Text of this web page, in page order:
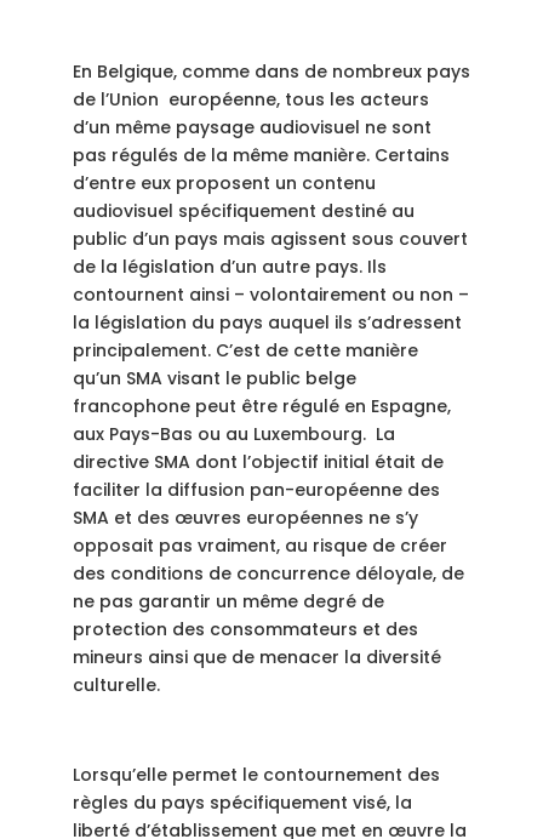
En Belgique, comme dans de nombreux pays
de l’Union européenne, tous les acteurs
d’un même paysage audiovisuel ne sont
pas régulés de la même manière. Certains
d’entre eux proposent un contenu
audiovisuel spécifiquement destiné au
public d’un pays mais agissent sous couvert
de la législation d’un autre pays. Ils
contournent ainsi – volontairement ou non –
la législation du pays auquel ils s’adressent
principalement. C’est de cette manière
qu’un SMA visant le public belge
francophone peut être régulé en Espagne,
aux Pays-Bas ou au Luxembourg. La
directive SMA dont l’objectif initial était de
faciliter la diffusion pan-européenne des
SMA et des œuvres européennes ne s’y
opposait pas vraiment, au risque de créer
des conditions de concurrence déloyale, de
ne pas garantir un même degré de
protection des consommateurs et des
mineurs ainsi que de menacer la diversité
culturelle.
Lorsqu’elle permet le contournement des
règles du pays spécifiquement visé, la
liberté d’établissement que met en œuvre la